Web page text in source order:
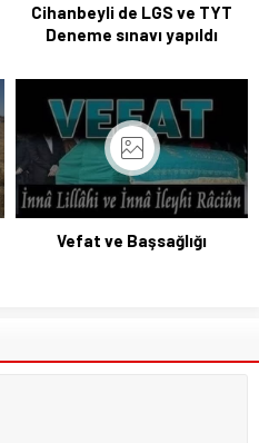
Cihanbeyli de LGS ve TYT
Deneme sınavı yapıldı
Vefat ve Başsağlığı